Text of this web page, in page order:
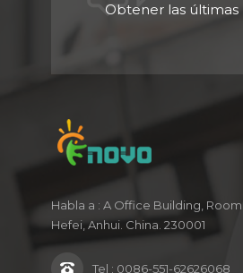
Obtener las
Habla a : A Office Building,
Hefei, Anhui. China. 230001
Tel : 0086-551-62626068